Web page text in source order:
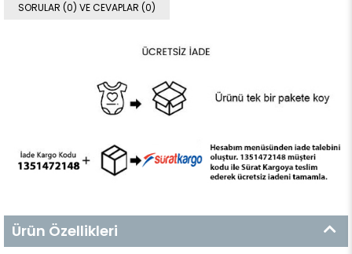
SORULAR (0) VE CEVAPLAR (0)
Ürün Özellikleri